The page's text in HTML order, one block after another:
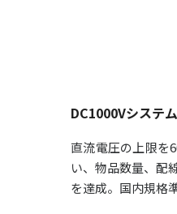
DC1000Vシステム
直流電圧の上限を
い、物品数量、配
を達成。国内規格